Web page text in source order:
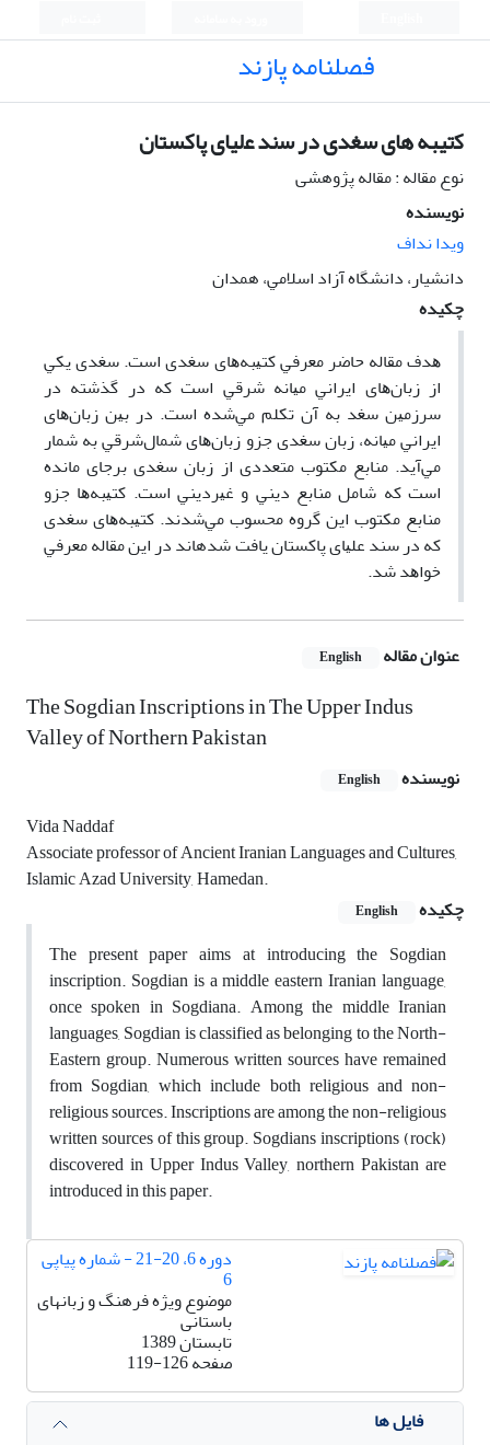
فصلنامه پازند
ﻛتیبه های ﺳﻐﺪی در ﺳند ﻋلیای ﭘﺎﻛﺴﺘﺎن
نوع مقاله : مقاله پژوهشی
نویسنده
ویدا نداف
دانشیار، داﻧﺸﮕﺎه آزاد اﺳﻼﻣﻲ، همدان
چکیده
ﻫﺪف ﻣﻘﺎﻟﻪ ﺣﺎﺿﺮ ﻣﻌﺮﻓﻲ ﻛﺘﻴﺒﻪﻫﺎی ﺳﻐﺪی اﺳﺖ. ﺳﻐﺪی ﻳﻜﻲ
از زﺑﺎنﻫﺎی اﻳﺮاﻧﻲ ﻣﻴﺎﻧﻪ ﺷﺮﻗﻲ اﺳﺖ ﻛﻪ در ﮔﺬﺷﺘﻪ در
ﺳﺮزﻣﻴﻦ ﺳﻐﺪ ﺑﻪ آن ﺗﻜﻠﻢ ﻣﻲﺷﺪه اﺳﺖ. در ﺑﻴﻦ زﺑﺎنﻫﺎی
اﻳﺮاﻧﻲ ﻣﻴﺎﻧﻪ، زﺑﺎن ﺳﻐﺪی ﺟﺰو زﺑﺎنﻫﺎی ﺷﻤﺎلﺷﺮﻗﻲ ﺑﻪ ﺷﻤﺎر
ﻣﻲآﻳﺪ. ﻣﻨﺎﺑﻊ ﻣﻜﺘﻮب ﻣﺘﻌﺪدی از زﺑﺎن ﺳﻐﺪی ﺑﺮﺟﺎی ﻣﺎﻧﺪه
اﺳﺖ ﻛﻪ ﺷﺎﻣﻞ ﻣﻨﺎﺑﻊ دﻳﻨﻲ و ﻏﻴﺮدﻳﻨﻲ اﺳﺖ. ﻛﺘﻴﺒﻪﻫﺎ ﺟﺰو
ﻣﻨﺎﺑﻊ ﻣﻜﺘﻮب اﻳﻦ ﮔﺮوه ﻣﺤﺴﻮب ﻣﻲﺷﺪﻧﺪ. ﻛﺘﻴﺒﻪﻫﺎی ﺳﻐﺪی
ﻛﻪ در ﺳﻨﺪ ﻋﻠﻴﺎی ﭘﺎﻛﺴﺘﺎن ﻳﺎﻓﺖ ﺷﺪهاﻧﺪ در اﻳﻦ ﻣﻘﺎﻟﻪ ﻣﻌﺮﻓﻲ
ﺧﻮاﻫﺪ ﺷﺪ.
عنوان مقاله English
The Sogdian Inscriptions in The Upper Indus
Valley of Northern Pakistan
نویسنده English
Vida Naddaf
Associate professor of Ancient Iranian Languages and Cultures,
Islamic Azad University, Hamedan.
چکیده
English
The present paper aims at introducing the Sogdian
inscription. Sogdian is a middle eastern Iranian language,
once spoken in Sogdiana. Among the middle Iranian
languages, Sogdian is classified as belonging to the North-
Eastern group. Numerous written sources have remained
from Sogdian, which include both religious and non-
religious sources. Inscriptions are among the non-religious
written sources of this group. Sogdians inscriptions (rock)
discovered in Upper Indus Valley, northern Pakistan are
introduced in this paper.
دوره 6، 20-21 - شماره پیاپی
6
موضوع ویژه فرهنگ و زبانهای
باستانی
تابستان 1389
صفحه119-126
فایل ها